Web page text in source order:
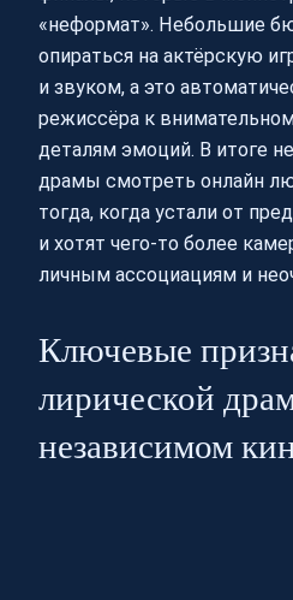
«неформат». Небольшие
опираться на актёрскую
и звуком, а это
режиссёра к
деталям эмоций. В итоге
драмы смотреть онлайн
тогда, когда устали от
и хотят чего-то более
личным ассоциациям и
Ключевые
лирической
независимом